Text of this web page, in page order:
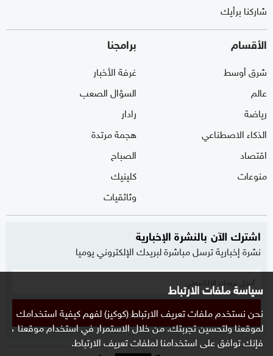
سياسة ملفات الارتباط
نحن نستخدم ملفات تعريف الارتباط (كوكيز) لفهم كيفية استخدامك
لموقعنا ولتحسين تجربتك. من خلال الاستمرار في استخدام موقعنا ،
فإنك توافق على استخدامنا لملفات تعريف الارتباط.
شاركنا برأيك
الأقسام
شرق أوسط
عالم
رياضة
الذكاء الاصطناعي
اقتصاد
منوعات
برامجنا
غرفة الأخبار
السؤال الصعب
رادار
هجمة مرتدة
الصباح
كلينيك
وثائقيات
اشترك الآن بالنشرة الإخبارية
نشرة إخبارية ترسل مباشرة لبريدك الإلكتروني يوميا
إشترك